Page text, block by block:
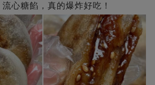
心糖餡，真的爆炸好吃！